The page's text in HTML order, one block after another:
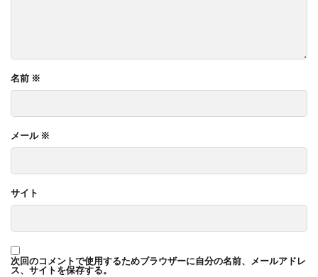
名前 ※
メール ※
サイト
次回のコメントで使用するためブラウザーに自分の名前、メールアドレ
ス、サイトを保存する。